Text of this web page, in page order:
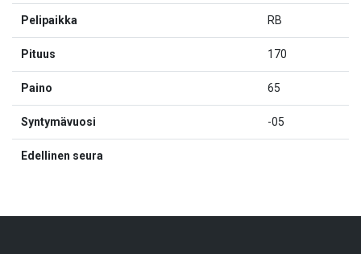
Pelipaikka RB
Pituus 170
Paino 65
Syntymävuosi -05
Edellinen seura